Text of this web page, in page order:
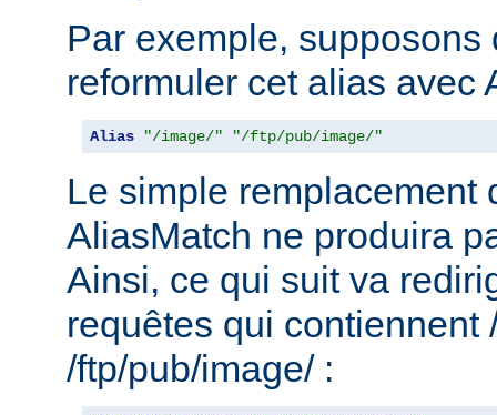
Par exemple,
reformuler cet alias avec
Alias "/image/" "/ftp/pub/image/"
Le simple remplacement
AliasMatch ne produira
Ainsi, ce qui suit va
requêtes qui contiennent
/ftp/pub/image/ :